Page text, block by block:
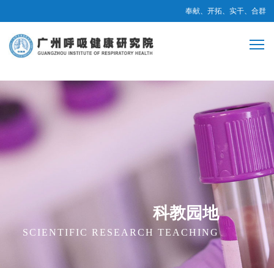
奉献、开拓、实干、合群
科教园地
SCIENTIFIC RESEARCH TEACHING